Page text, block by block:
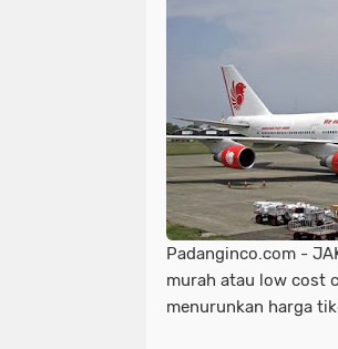
Padanginco.com -
murah atau low cost
menurunkan harga